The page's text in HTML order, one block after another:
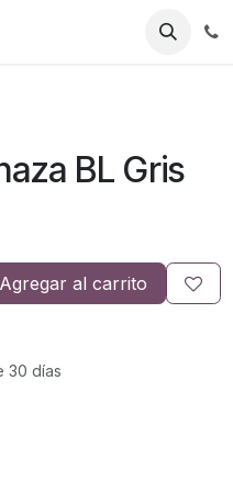
BL Gris
al carrito
30 días